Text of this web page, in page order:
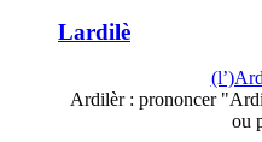
Lardilè
Ardilèr : prononcer
ou